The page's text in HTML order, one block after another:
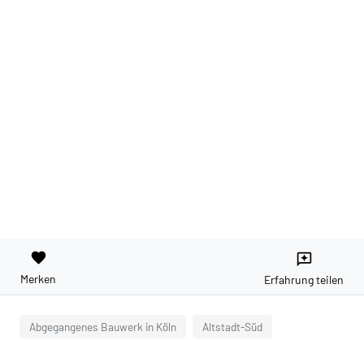
favorite
Merken
reviews
Erfahrung teilen
Abgegangenes Bauwerk in Köln Altstadt-Süd